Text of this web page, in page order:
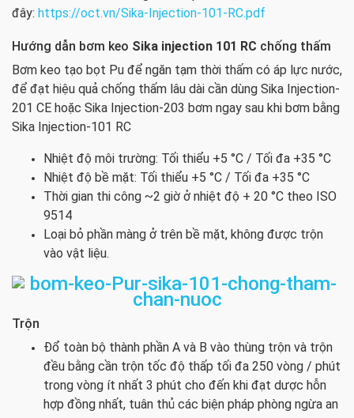
đây: https://oct.vn/Sika-Injection-101-RC.pdf
Hướng dẫn bơm keo Sika injection 101 RC chống thấm
Bơm keo tạo bọt Pu để ngăn tạm thời thấm có áp lực nước,
để đạt hiệu quả chống thấm lâu dài cần dùng Sika Injection-
201 CE hoặc Sika Injection-203 bơm ngay sau khi bơm bằng
Sika Injection-101 RC
Nhiệt độ môi trường: Tối thiểu +5 °C / Tối đa +35 °C
Nhiệt độ bề mặt: Tối thiểu +5 °C / Tối đa +35 °C
Thời gian thi công ~2 giờ ở nhiệt độ + 20 °C theo ISO
9514
Loại bỏ phần màng ở trên bề mặt, không được trộn
vào vật liệu.
Trộn
Đổ toàn bộ thành phần A và B vào thùng trộn và trộn
đều bằng cần trộn tốc độ thấp tối đa 250 vòng / phút
trong vòng ít nhất 3 phút cho đến khi đạt dược hỗn
hợp đồng nhất, tuân thủ các biện pháp phòng ngừa an